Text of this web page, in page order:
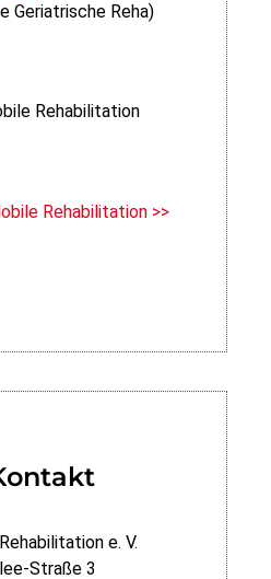
Geriatrische Reha)
Rehabilitation
Rehabilitation >>
e. V.
Straße 3